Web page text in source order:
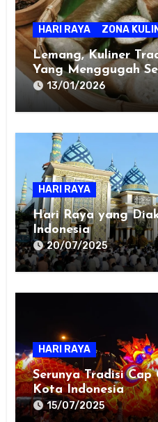
HARI RAYA ZONA
Lemang, Kuliner
Yang Menggugah
13/01/2026
HARI RAYA
Hari Raya yang
Indonesia
20/07/2025
HARI RAYA
Serunya Tradisi
Kota Indonesia
15/07/2025